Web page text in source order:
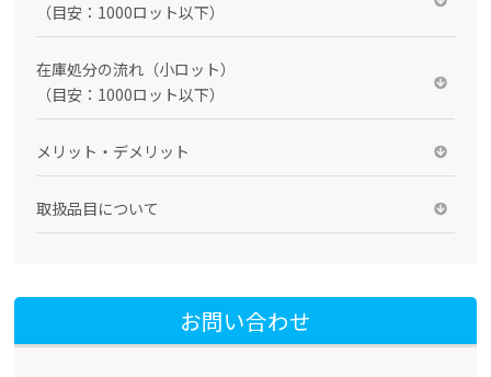
（目安：1000ロット以下）
在庫処分の流れ（小ロット）
（目安：1000ロット以下）
メリット・デメリット
取扱品目について
お問い合わせ